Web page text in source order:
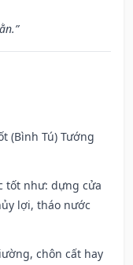
(Bình Tú) Tướng
tốt như: dựng cửa
lợi, tháo nước
chôn cất hay